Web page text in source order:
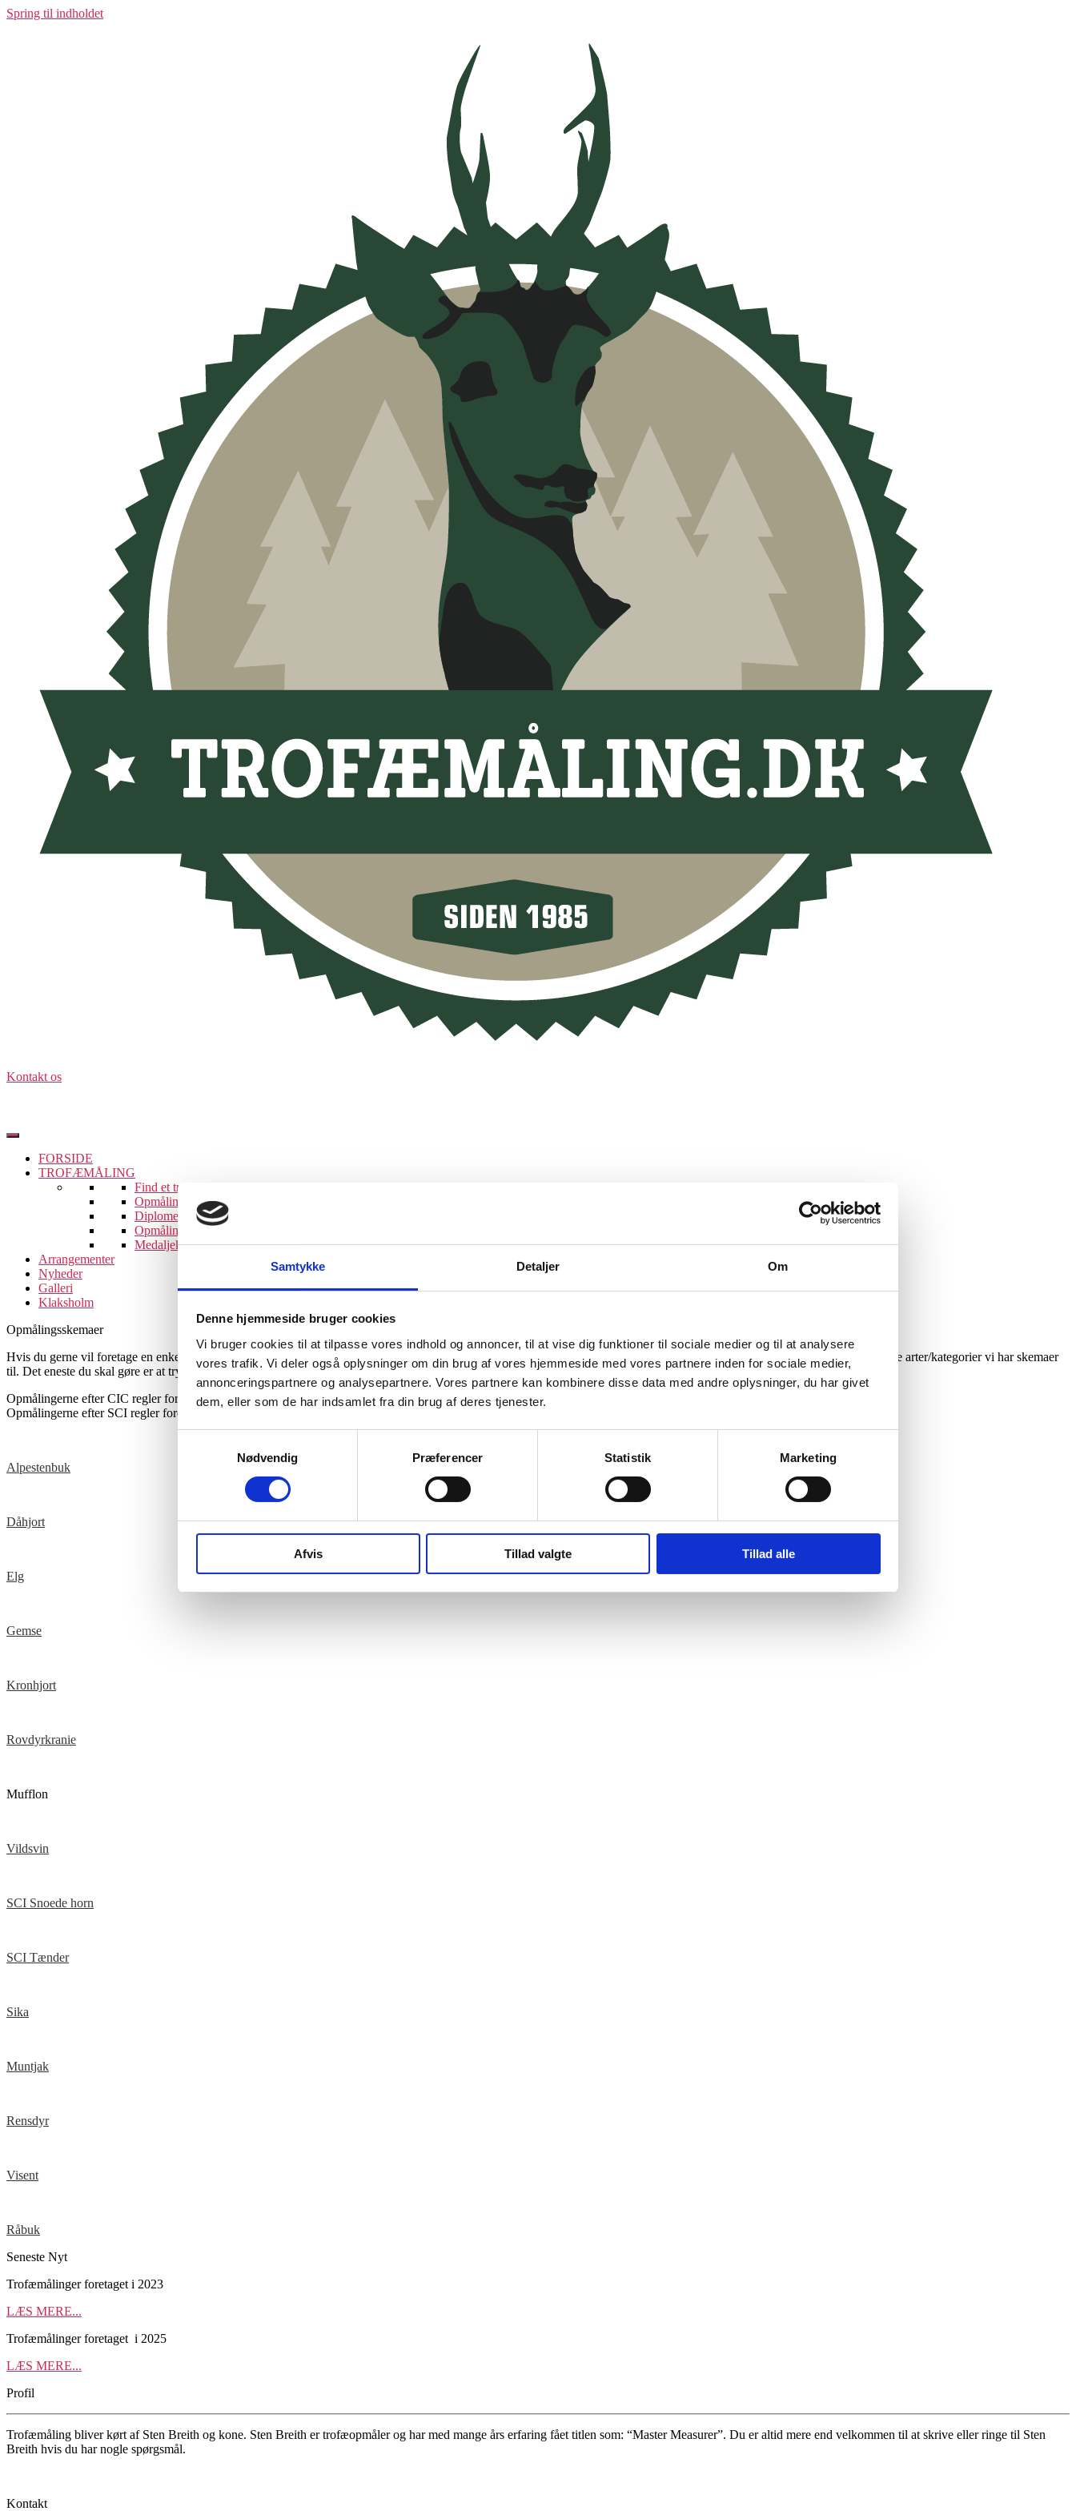
Samtykke Detaljer Om
Denne hjemmeside bruger cookies
Vi bruger cookies til at tilpasse vores indhold og annoncer, til at vise dig funktioner til sociale medier og til at analysere
vores trafik. Vi deler også oplysninger om din brug af vores hjemmeside med vores partnere inden for sociale medier,
annonceringspartnere og analysepartnere. Vores partnere kan kombinere disse data med andre oplysninger, du har givet
dem, eller som de har indsamlet fra din brug af deres tjenester.
Nødvendig
Præferencer Statistik Marketing
Afvis Tillad valgte Tillad alle
Spring til indholdet
Kontakt os
FORSIDE
TROFÆMÅLING
Find et trofæ
Opmålingssystemer
Diplomer
Opmålingsskemaer
Medaljekrav
Arrangementer
Nyheder
Galleri
Klaksholm
Opmålingsskemaer
Hvis du gerne vil foretage en enkel opmåling af dit trofæ, har vi en masse skemaer liggende som du bare kan printe ud og bruge til at opmåle dit trofæ. Herunder kan du se alle de arter/kategorier vi har skemaer
til. Det eneste du skal gøre er at trykke på den art/katergori som passer på dit trofæ, og så skal du bare printe PDF’en ud. Så kan du selv måle dit trofæ op.
Opmålingerne efter CIC regler foregår i centimeter og milimeter samt i gram.
Opmålingerne efter SCI regler foregår i inch (1 inch = 2,54 cm).
Alpestenbuk
Dåhjort
Elg
Gemse
Kronhjort
Rovdyrkranie
Mufflon
Vildsvin
SCI Snoede horn
SCI Tænder
Sika
Muntjak
Rensdyr
Visent
Råbuk
Seneste Nyt
Trofæmålinger foretaget i 2023
LÆS MERE...
Trofæmålinger foretaget i 2025
LÆS MERE...
Profil
Trofæmåling bliver kørt af Sten Breith og kone. Sten Breith er trofæopmåler og har med mange års erfaring fået titlen som: “Master Measurer”. Du er altid mere end velkommen til at skrive eller ringe til Sten
Breith hvis du har nogle spørgsmål.
Kontakt